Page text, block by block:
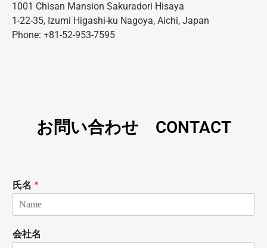
1001 Chisan Mansion Sakuradori Hisaya
1-22-35, Izumi Higashi-ku Nagoya, Aichi, Japan
Phone: +81-52-953-7595
お問い合わせ CONTACT
氏名 *
会社名